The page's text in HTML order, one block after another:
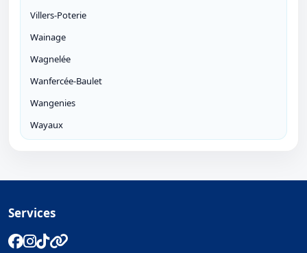
Villers-Poterie
Wainage
Wagnelée
Wanfercée-Baulet
Wangenies
Wayaux
Services